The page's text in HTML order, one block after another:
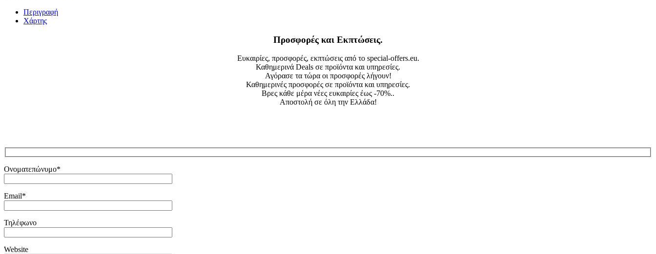
Περιγραφή
Χάρτης
Προσφορές και Εκπτώσεις.
Ευκαιρίες, προσφορές, εκπτώσεις από το special-offers.eu.
Καθημερινά Deals σε προϊόντα και υπηρεσίες.
Αγόρασε τα τώρα οι προσφορές λήγουν!
Καθημερινές προσφορές σε προϊόντα και υπηρεσίες.
Βρες κάθε μέρα νέες ευκαιρίες έως -70%..
Αποστολή σε όλη την Ελλάδα!
Ονοματεπώνυμο*
Email*
Τηλέφωνο
Website